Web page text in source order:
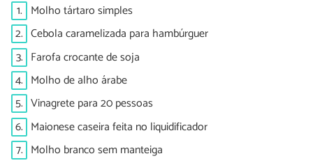
1. Molho tártaro simples
2. Cebola caramelizada para hambúrguer
3. Farofa crocante de soja
4. Molho de alho árabe
5. Vinagrete para 20 pessoas
6. Maionese caseira feita no liquidificador
7. Molho branco sem manteiga